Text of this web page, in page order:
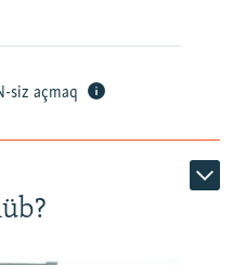
480p
siz açmaq